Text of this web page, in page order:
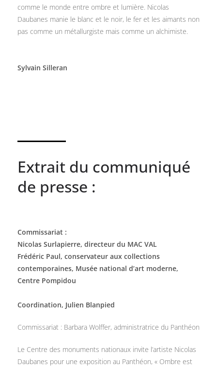
comme le monde entre ombre et lumière. Nicolas
Daubanes manie le blanc et le noir, le fer et les aimants non
pas comme un métallurgiste mais comme un alchimiste.
Sylvain Silleran
Extrait du communiqué
de presse :
Commissariat :
Nicolas Surlapierre, directeur du MAC VAL
Frédéric Paul, conservateur aux collections
contemporaines, Musée national d’art moderne,
Centre Pompidou
Coordination, Julien Blanpied
Commissariat : Barbara Wolffer, administratrice du Panthéon
Le Centre des monuments nationaux invite l’artiste Nicolas
Daubanes pour une exposition au Panthéon, « Ombre est